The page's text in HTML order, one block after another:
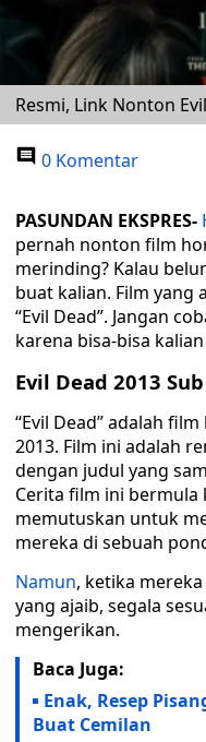
Resmi, Link Nonton
0 Komentar
PASUNDAN EKSPRES-
pernah nonton film
merinding? Kalau
buat kalian. Film yang
“Evil Dead”. Jangan
karena bisa-bisa
Evil Dead 2013
“Evil Dead” adalah
2013. Film ini adalah
dengan judul yang
Cerita film ini
memutuskan untuk
mereka di sebuah
Namun, ketika
yang ajaib, segala
mengerikan.
Baca Juga:
Enak, Resep
Buat Cemilan